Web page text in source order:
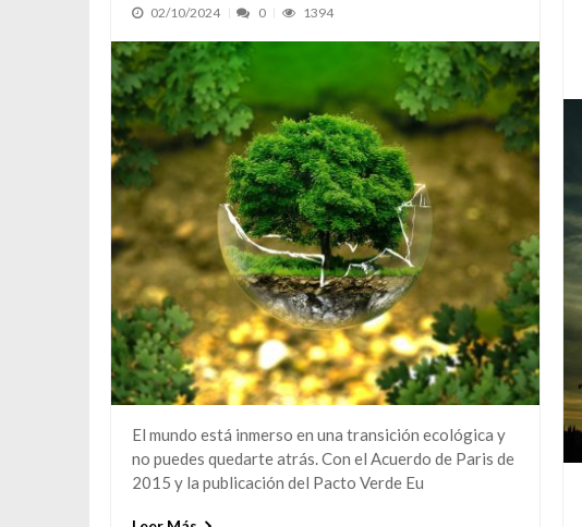
02/10/2024 0 1394
El mundo está inmerso en una transición ecológica y
no puedes quedarte atrás. Con el Acuerdo de Paris de
2015 y la publicación del Pacto Verde Eu